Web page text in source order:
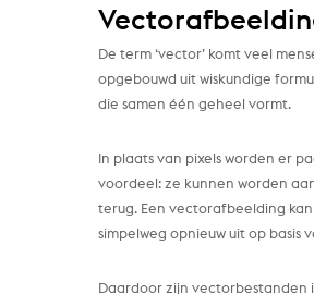
De term ‘vector’ komt veel
opgebouwd uit wiskundige
die samen één geheel vormt.
In plaats van pixels worden er
voordeel: ze kunnen worden
terug. Een vectorafbeelding
simpelweg opnieuw uit op basis
Daardoor zijn vectorbestanden